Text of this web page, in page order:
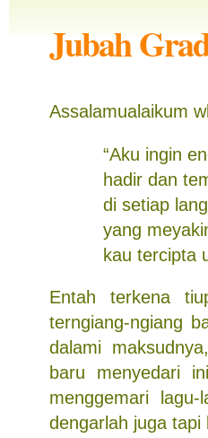
Jubah
Assalamualaikum
“Aku ingin
hadir dan
di setiap
yang
kau tercipta
Entah terkena
terngiang-ngiang
dalami
baru menyedari
menggemari
dengarlah juga tapi